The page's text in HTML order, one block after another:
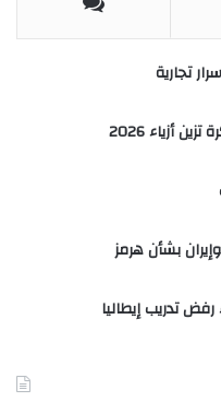
أزياء 2026
بشأن هرمز
تدريب إيطاليا